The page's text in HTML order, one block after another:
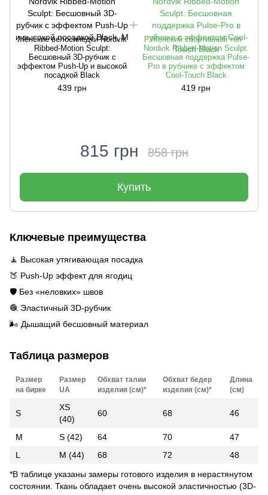
Женские велосипедки Nordvik
Ribbed-Motion Sculpt:
Бесшовный 3D-рубчик с
эффектом Push-Up и высокой
посадкой Black
439 грн
Женский спортивный топ
Nordvik Ribbed-Motion Sculpt:
Бесшовная поддержка Pulse-
Pro в рубчике с эффектом
Cool-Touch Black
419 грн
815 грн 858 грн
Купить
Ключевые преимущества
🧘 Высокая утягивающая посадка
🍑 Push-Up эффект для ягодиц
🛡️ Без «неловких» швов
🧶 Эластичный 3D-рубчик
🌬️ Дышащий бесшовный материал
Таблица размеров
Размер
на бирке
Размер
UA
Обхват талии
изделия (см)*
Обхват бедер
изделия (см)*
Длина
(см)
S
XS
(40)
60 68 46
M S (42) 64 70
47
L
M (44) 68 72
48
*В таблице указаны замеры готового изделия в нерастянутом
состоянии. Ткань обладает очень высокой эластичностью (3D-